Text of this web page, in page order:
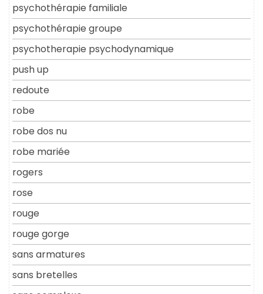
psychothérapie familiale
psychothérapie groupe
psychotherapie psychodynamique
push up
redoute
robe
robe dos nu
robe mariée
rogers
rose
rouge
rouge gorge
sans armatures
sans bretelles